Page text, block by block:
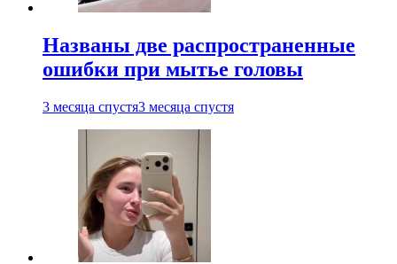
Названы две распространенные
ошибки при мытье головы
3 месяца спустя3 месяца спустя